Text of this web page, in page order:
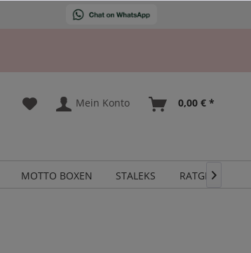
Mein Konto 0,00 € *
MOTTO BOXEN STALEKS RATGEBER
